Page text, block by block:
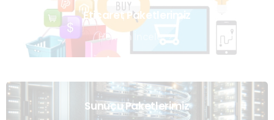
Eticaret Paketlerimiz
Hemen İncele
Sunucu Paketlerimiz